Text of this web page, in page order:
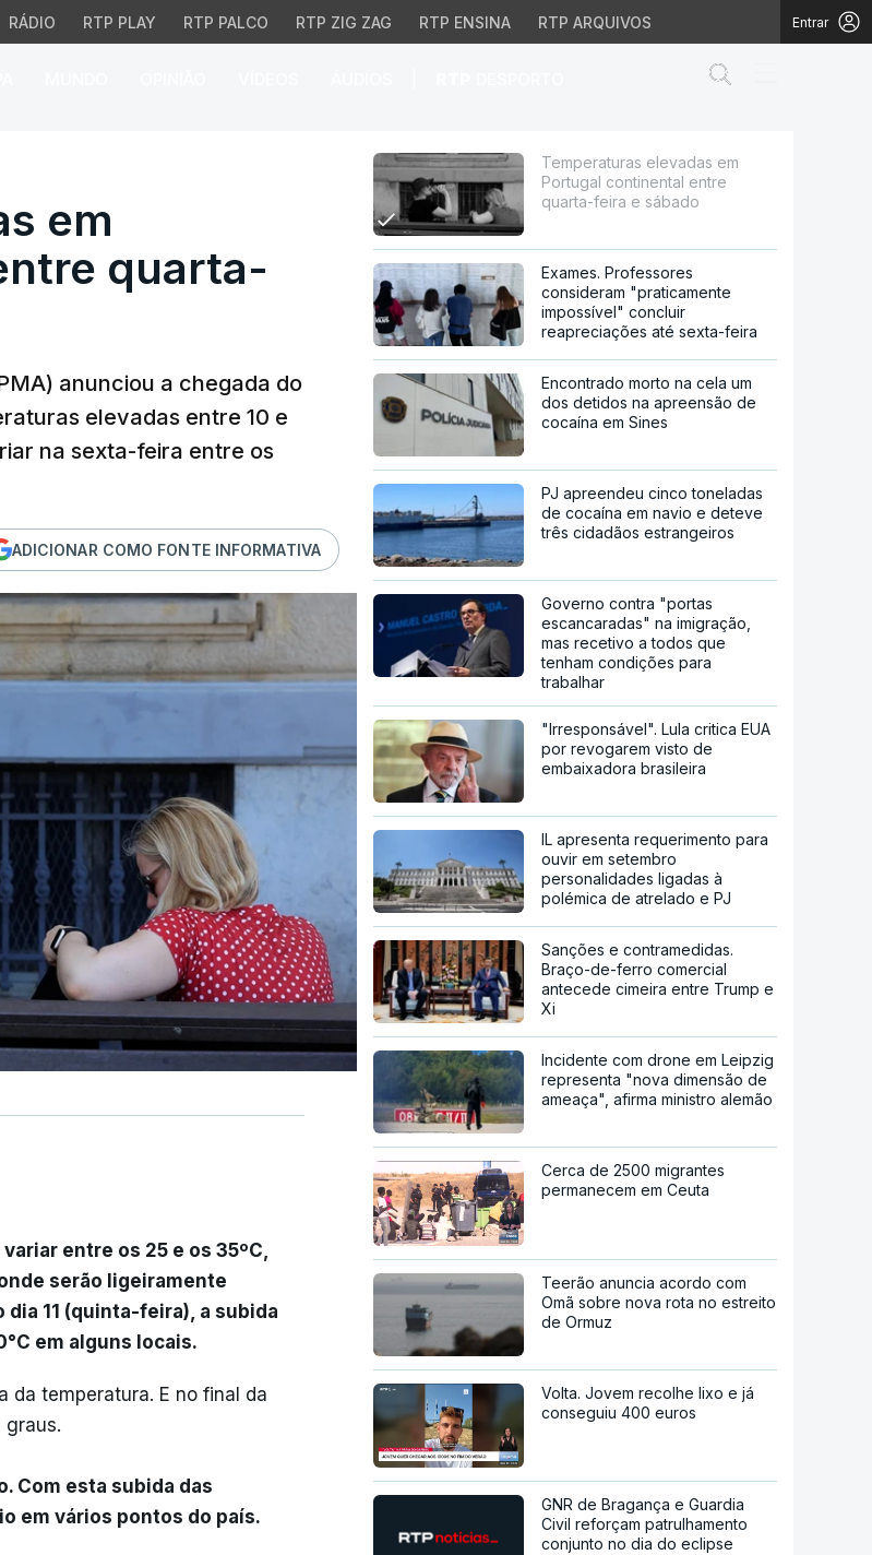
RÁDIO RTP PLAY RTP PALCO RTP ZIG ZAG RTP ENSINA RTP ARQUIVOS Entrar
em Portugal continental entre quarta-
em
quarta-
anunciou a chegada do
elevadas entre 10 e
na sexta-feira entre os
ADICIONAR COMO FONTE INFORMATIVA
entre os 25 e os 35ºC,
serão ligeiramente
dia 11 (quinta-feira), a subida
em alguns locais.
da temperatura. E no final da
Com esta subida das
em vários pontos do país.
Temperaturas elevadas em
Portugal continental entre
quarta-feira e sábado
Exames. Professores
consideram "praticamente
impossível" concluir
reapreciações até sexta-feira
Encontrado morto na cela um
dos detidos na apreensão de
cocaína em Sines
PJ apreendeu cinco toneladas
de cocaína em navio e deteve
três cidadãos estrangeiros
Governo contra "portas
escancaradas" na imigração,
mas recetivo a todos que
tenham condições para
trabalhar
"Irresponsável". Lula critica EUA
por revogarem visto de
embaixadora brasileira
IL apresenta requerimento para
ouvir em setembro
personalidades ligadas à
polémica de atrelado e PJ
Sanções e contramedidas.
Braço-de-ferro comercial
antecede cimeira entre Trump e
Xi
Incidente com drone em Leipzig
representa "nova dimensão de
ameaça", afirma ministro alemão
Cerca de 2500 migrantes
permanecem em Ceuta
Teerão anuncia acordo com
Omã sobre nova rota no estreito
de Ormuz
Volta. Jovem recolhe lixo e já
conseguiu 400 euros
GNR de Bragança e Guardia
Civil reforçam patrulhamento
conjunto no dia do eclipse